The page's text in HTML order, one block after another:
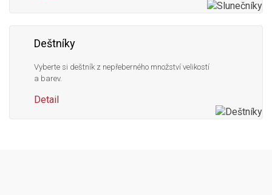
Deštníky
Vyberte si deštník z nepřeberného množství velikostí
a barev.
Detail